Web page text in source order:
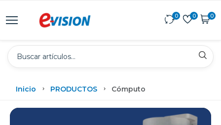
0 0 0
Inicio PRODUCTOS Cómputo